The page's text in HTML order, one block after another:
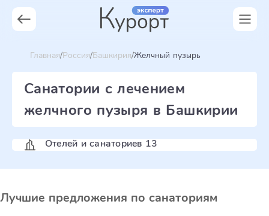
Главная Россия Башкирия Желчный пузырь
Санатории с лечением
желчного пузыря в Башкирии
Отелей и санаториев 13
Лучшие предложения по санаториям